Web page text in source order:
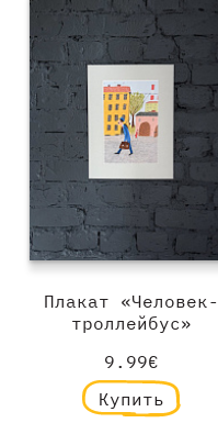
Плакат «Человек-
троллейбус»
9.99€
Купить